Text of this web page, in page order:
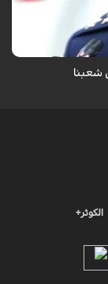
بهمرد "ان القوات
شعبنا
الكوثر+